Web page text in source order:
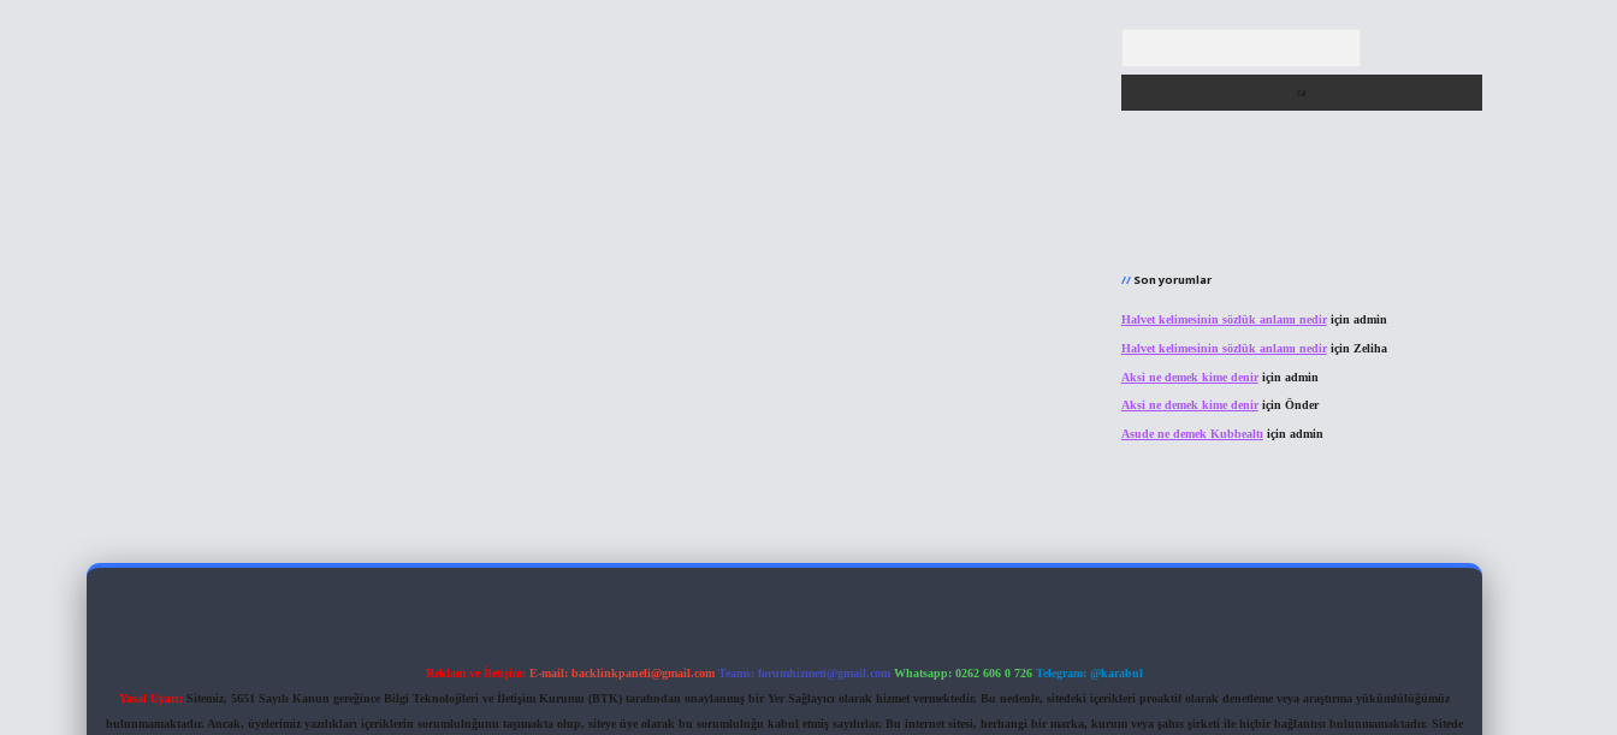
Son yorumlar
Halvet kelimesinin sözlük anlamı nediriçin admin
Halvet kelimesinin sözlük anlamı nediriçin Zeliha
Aksi ne demek kime deniriçin admin
Aksi ne demek kime deniriçin Önder
Asude ne demek Kubbealtı için admin
Reklam ve İletişim: E-mail: backlinkpaneli@gmail.com Teams: forumhizmeti@gmail.com Whatsapp: 0262 606 0 726 Telegram: @karabul
Yasal Uyarı: Sitemiz, 5651 Sayılı Kanun gereğince Bilgi Teknolojileri ve İletişim Kurumu (BTK) tarafından onaylanmış bir Yer Sağlayıcı olarak hizmet vermektedir. Bu nedenle, sitedeki içerikleri proaktif olarak denetleme veya araştırma yükümlülüğümüz
bulunmamaktadır. Ancak, üyelerimiz yazdıkları içeriklerin sorumluluğunu taşımakta olup, siteye üye olarak bu sorumluluğu kabul etmiş sayılırlar. Bu internet sitesi, herhangi bir marka, kurum veya şahıs şirketi ile hiçbir bağlantısı bulunmamaktadır. Sitede